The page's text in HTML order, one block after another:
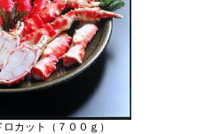
カット（７００ｇ）